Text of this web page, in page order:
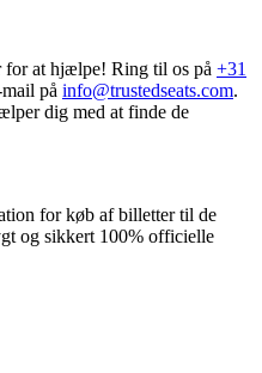
for at hjælpe! Ring til os på +31
på info@trustedseats.com.
dig med at finde de
for køb af billetter til de
og sikkert 100% officielle